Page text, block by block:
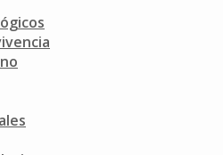
K3 y K4, con ellos la alegría,
nos ponen la tarea de
en el que tomados de la